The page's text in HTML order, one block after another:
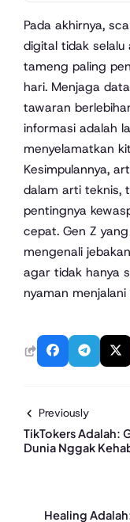
Pada akhirnya,
digital tidak
tameng paling
hari. Menjaga
tawaran
informasi adalah
menyelamatkan
Kesimpulannya,
dalam arti teknis,
pentingnya
cepat. Gen Z
mengenali
agar tidak hanya
nyaman
Previously
TikTokers Adalah:
Dunia Nggak
Healing